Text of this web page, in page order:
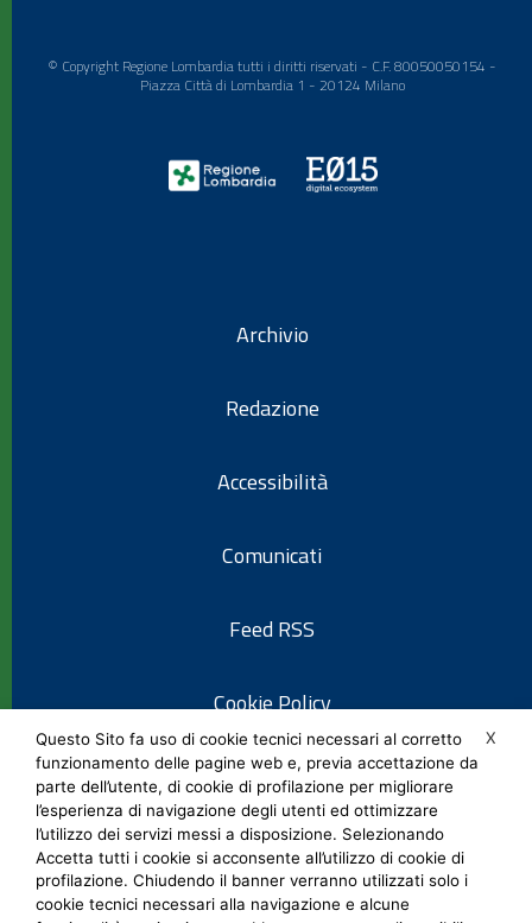
© Copyright Regione Lombardia tutti i diritti riservati - C.F. 80050050154 -
Piazza Città di Lombardia 1 - 20124 Milano
Archivio
Redazione
Accessibilità
Comunicati
Feed RSS
Cookie Policy
Informativa privacy
Note legali
X
Questo Sito fa uso di cookie tecnici necessari al corretto
funzionamento delle pagine web e, previa accettazione da
parte dell’utente, di cookie di profilazione per migliorare
l’esperienza di navigazione degli utenti ed ottimizzare
l’utilizzo dei servizi messi a disposizione. Selezionando
Accetta tutti i cookie si acconsente all’utilizzo di cookie di
profilazione. Chiudendo il banner verranno utilizzati solo i
cookie tecnici necessari alla navigazione e alcune